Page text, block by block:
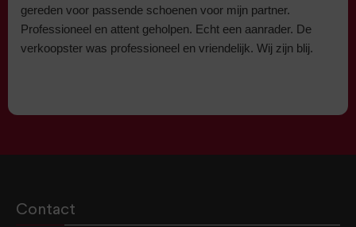
gereden voor passende schoenen voor mijn partner.
Professioneel en attent geholpen. Echt een aanrader. De
verkoopster was professioneel en vriendelijk. Wij zijn blij.
Contact